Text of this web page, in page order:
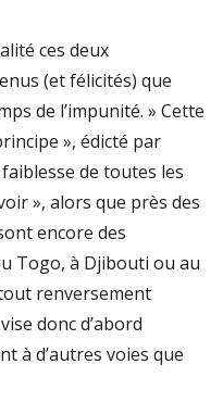
ces deux
(et félicités) que
de l’impunité. » Cette
», édicté par
faiblesse de toutes les
», alors que près des
encore des
Togo, à Djibouti ou au
renversement
donc d’abord
à d’autres voies que